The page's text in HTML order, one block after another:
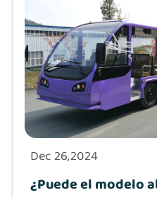
Nuestros productos
internacionales y se
Europa, América, Japón
mundo.
Envío: Estamos a solo
Shanghái, es muy
mercancías a cualquier
Dec 26,2024
¿Puede el modelo